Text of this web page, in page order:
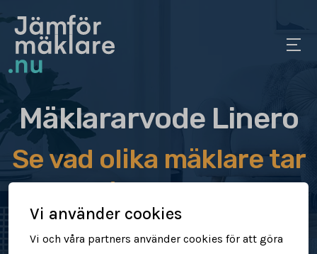
Mäklararvode Linero
Se vad olika mäklare tar
i arvode
Jämför mäklararvoden
Vi använder cookies
Vi och våra partners använder cookies för att göra